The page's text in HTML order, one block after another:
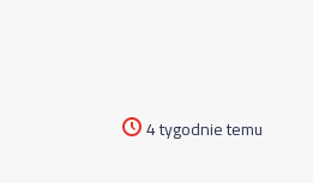
4 tygodnie temu